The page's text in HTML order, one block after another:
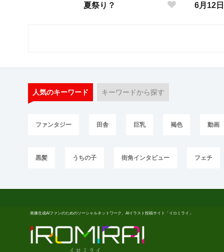
夏祭り？ 6月12
人気のキーワード キーワードから探す
ファンタジー 田舎 巨乳 褐色 動画
黒髪 うちの子 街角インタビュー フェチ
画像生成AIファンのためのソーシャルネットワーク、AIイラスト投稿サイト「イロミライ」